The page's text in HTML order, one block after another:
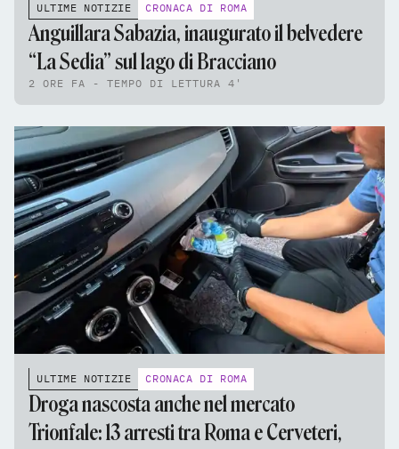
ULTIME NOTIZIE CRONACA DI ROMA
Anguillara Sabazia, inaugurato il belvedere
“La Sedia” sul lago di Bracciano
2 ORE FA - TEMPO DI LETTURA 4'
ULTIME NOTIZIE CRONACA DI ROMA
Droga nascosta anche nel mercato
Trionfale: 13 arresti tra Roma e Cerveteri,